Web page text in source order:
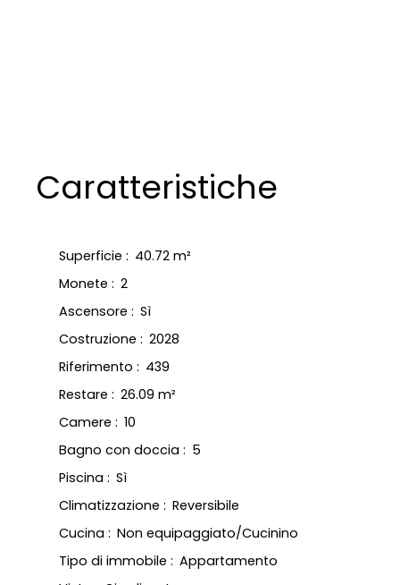
Caratteristiche
Superficie : 40.72 m²
Monete : 2
Ascensore : Sì
Costruzione : 2028
Riferimento : 439
Restare : 26.09 m²
Camere : 10
Bagno con doccia : 5
Piscina : Sì
Climatizzazione : Reversibile
Cucina : Non equipaggiato/Cucinino
Tipo di immobile : Appartamento